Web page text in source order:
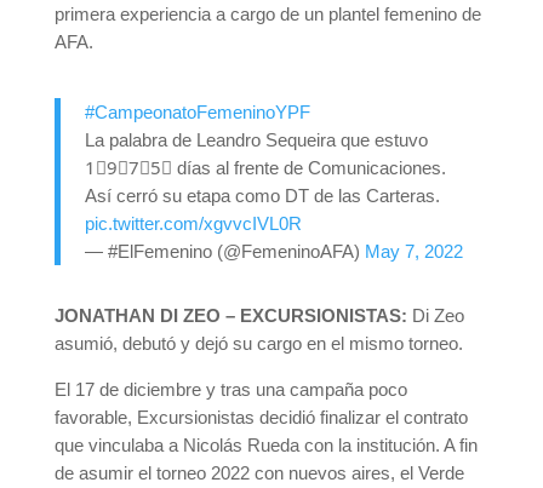
primera experiencia a cargo de un plantel femenino de
AFA.
#CampeonatoFemeninoYPF
La palabra de Leandro Sequeira que estuvo
1⃣9⃣7⃣5⃣ días al frente de Comunicaciones.
Así cerró su etapa como DT de las Carteras.
pic.twitter.com/xgvvcIVL0R
— #ElFemenino (@FemeninoAFA) May 7, 2022
JONATHAN DI ZEO – EXCURSIONISTAS: Di Zeo
asumió, debutó y dejó su cargo en el mismo torneo.
El 17 de diciembre y tras una campaña poco
favorable, Excursionistas decidió finalizar el contrato
que vinculaba a Nicolás Rueda con la institución. A fin
de asumir el torneo 2022 con nuevos aires, el Verde